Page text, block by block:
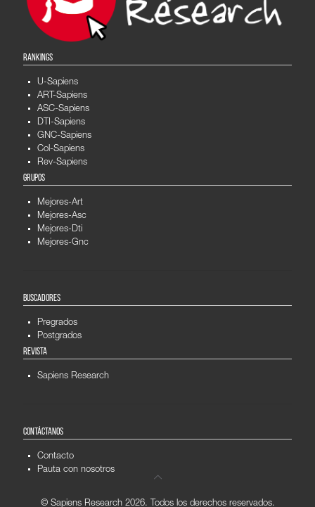
RANKINGS
U-Sapiens
ART-Sapiens
ASC-Sapiens
DTI-Sapiens
GNC-Sapiens
Col-Sapiens
Rev-Sapiens
GRUPOS
Mejores-Art
Mejores-Asc
Mejores-Dti
Mejores-Gnc
BUSCADORES
Pregrados
Postgrados
REVISTA
Sapiens Research
CONTÁCTANOS
Contacto
Pauta con nosotros
© Sapiens Research 2026. Todos los derechos reservados.